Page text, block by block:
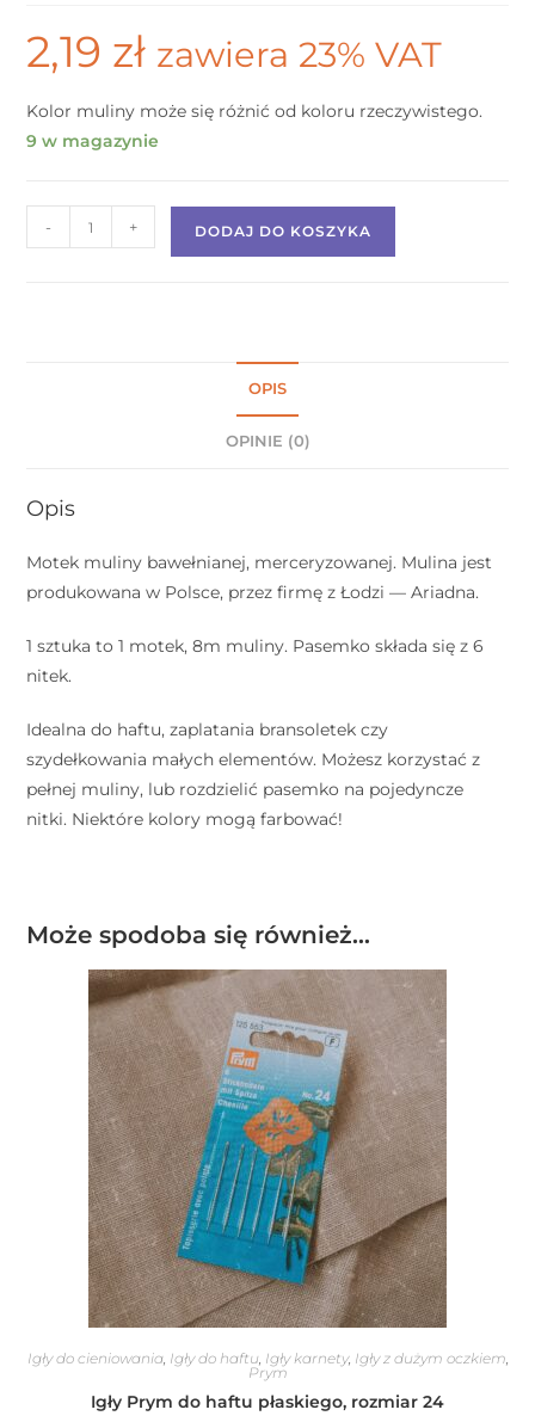
2,19 zł zawiera 23% VAT
Kolor muliny może się różnić od koloru rzeczywistego.
9 w magazynie
- + DODAJ DO KOSZYKA
OPIS
OPINIE (0)
Opis
Motek muliny bawełnianej, merceryzowanej. Mulina jest
produkowana w Polsce, przez firmę z Łodzi — Ariadna.
1 sztuka to 1 motek, 8m muliny. Pasemko składa się z 6
nitek.
Idealna do haftu, zaplatania bransoletek czy
szydełkowania małych elementów. Możesz korzystać z
pełnej muliny, lub rozdzielić pasemko na pojedyncze
nitki. Niektóre kolory mogą farbować!
Może spodoba się również…
Igły do cieniowania, Igły do haftu, Igły karnety, Igły z dużym oczkiem,
Prym
Igły Prym do haftu płaskiego, rozmiar 24